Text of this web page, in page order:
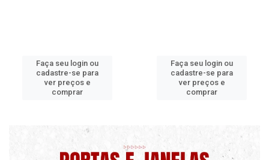
Faça seu login ou
cadastre-se para
ver preços e
comprar
Faça seu login ou
cadastre-se para
ver preços e
comprar